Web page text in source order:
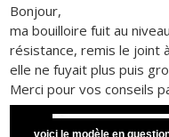
Bonjour,
ma bouilloire fuit au
résistance, remis le joint
elle ne fuyait plus puis
Merci pour vos conseils
voici le modèle en